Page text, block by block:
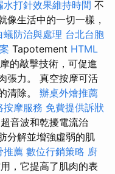
水打針效果維持時間 不
像生活中的一切一樣，
蟻防治與處理 台北台胞
Tapotement HTML
的敲擊技術，可促進
張力。 真空按摩可活
清除。 辦桌外燴推薦
按摩服務 免費提供訴狀
音波和乾擾電流治
分解並增強虛弱的肌
推薦 數位行銷策略 廚
，它提高了肌肉的表